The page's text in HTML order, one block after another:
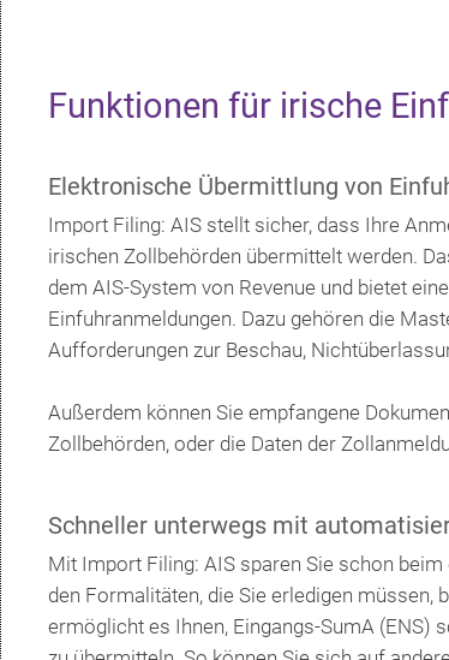
Funktionen für irische
Elektronische Übermittlung von
Import Filing: AIS stellt sicher, dass Ihre
irischen Zollbehörden übermittelt werden.
dem AIS-System von Revenue und bietet
Einfuhranmeldungen. Dazu gehören die
Aufforderungen zur Beschau,
Außerdem können Sie empfangene
Zollbehörden, oder die Daten der
Schneller unterwegs mit
Mit Import Filing: AIS sparen Sie schon
den Formalitäten, die Sie erledigen müssen,
ermöglicht es Ihnen, Eingangs-SumA (ENS)